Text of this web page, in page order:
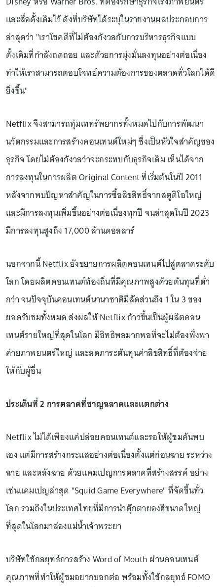
และสื่อดั้งเดิมไว้ ดังที่บริษัทได้ระบุในรายงานผลประกอบการ
ล่าสุดว่า "เราโชคดีที่ไม่ต้องกังวลกับการบริหารธุรกิจแบบ
ดั้งเดิมที่กำลังถดถอย และด้วยการมุ่งมั่นลงทุนอย่างต่อเนื่อง
ทำให้เราสามารถตอบโจทย์ความต้องการของตลาดทั่วโลกได้ดี
ยิ่งขึ้น"
Netflix จึงสามารถทุ่มเททรัพยากรทั้งหมดไปกับการพัฒนา
นวัตกรรมและการสร้างคอนเทนต์ใหม่ๆ ซึ่งเป็นหัวใจสำคัญของ
ธุรกิจ โดยไม่ต้องกังวลว่าจะกระทบกับธุรกิจเดิม เห็นได้จาก
การลงทุนในการผลิต Original Content ที่เริ่มต้นในปี 2011
หลังจากพบปัญหาสำคัญในการซื้อลิขสิทธิ์จากสตูดิโอใหญ่
และมีการลงทุนเพิ่มขึ้นอย่างต่อเนื่องทุกปี จนล่าสุดในปี 2023
มีการลงทุนสูงถึง 17,000 ล้านดอลลาร์
นอกจากนี้ Netflix ยังขยายการผลิตคอนเทนต์ไปสู่ตลาดระดับ
โลก โดยผลิตคอนเทนต์ท้องถิ่นที่มีคุณภาพสูงด้วยต้นทุนที่ต่ำ
กว่า จนปัจจุบันคอนเทนต์นานาชาติมีสัดส่วนถึง 1 ใน 3 ของ
ยอดรับชมทั้งหมด ส่งผลให้ Netflix ก้าวขึ้นเป็นผู้ผลิตคอน
เทนต์รายใหญ่ที่สุดในโลก มีอิทธิพลมากพอที่จะไม่ต้องพึ่งพา
ค่ายภาพยนตร์ใหญ่ และลดภาระต้นทุนค่าลิขสิทธิ์ที่ต้องจ่าย
ให้กับผู้อื่น
ประเด็นที่ 2 การตลาดที่ชาญฉลาดและแตกต่าง
Netflix ไม่ได้เพียงแค่ปล่อยคอนเทนต์และรอให้ผู้ชมค้นพบ
เอง แต่มีการสร้างกระแสอย่างต่อเนื่องตั้งแต่ก่อนฉาย ระหว่าง
ฉาย และหลังฉาย ด้วยแคมเปญการตลาดที่สร้างสรรค์ อย่าง
เช่นแคมเปญล่าสุด "Squid Game Everywhere" ที่จัดขึ้นทั่ว
โลก รวมถึงในประเทศไทยที่มีการนำตุ๊กตายองฮีขนาดใหญ่
ที่สุดในโลกมาล่องแม่น้ำเจ้าพระยา
บริษัทใช้กลยุทธ์การสร้าง Word of Mouth ผ่านคอนเทนต์
คุณภาพที่ทำให้ผู้ชมอยากบอกต่อ พร้อมทั้งใช้กลยุทธ์ FOMO